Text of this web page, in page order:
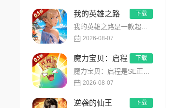
我的英雄之路
我的英雄之路是一款超人气动漫正版改编的0.1折高福利卡牌策略手游，以经典进击主题世界观为核心，高度还原原作剧...
2026-08-07
下载
魔力宝贝：启程
魔力宝贝：启程是SE正版授权放置回合卡牌RPG手游，复刻法兰王国经典剧情与Q版画风！融合离线挂机、自由转职、...
2026-08-07
下载
逆袭的仙王 下载